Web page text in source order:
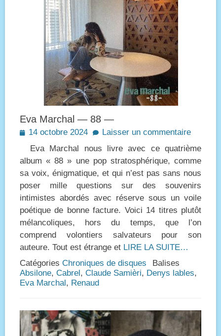
Eva Marchal — 88 —
Posted
14 octobre 2024
Laisser un commentaire
Eva Marchal nous livre avec ce quatrième
album « 88 » une pop stratosphérique, comme
sa voix, énigmatique, et qui n’est pas sans nous
poser mille questions sur des souvenirs
intimistes abordés avec réserve sous un voile
poétique de bonne facture. Voici 14 titres plutôt
mélancoliques, hors du temps, que l’on
comprend volontiers salvateurs pour son
auteure. Tout est étrange et LIRE LA SUITE…
Catégories Chroniques de disques
Balises
Absilone, Cabrel, Claude Samièri, Denys lables,
Eva Marchal, Renaud